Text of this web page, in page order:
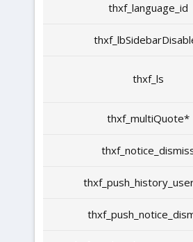
thxf_language_id
thxf_ls
thxf_multiQuote*